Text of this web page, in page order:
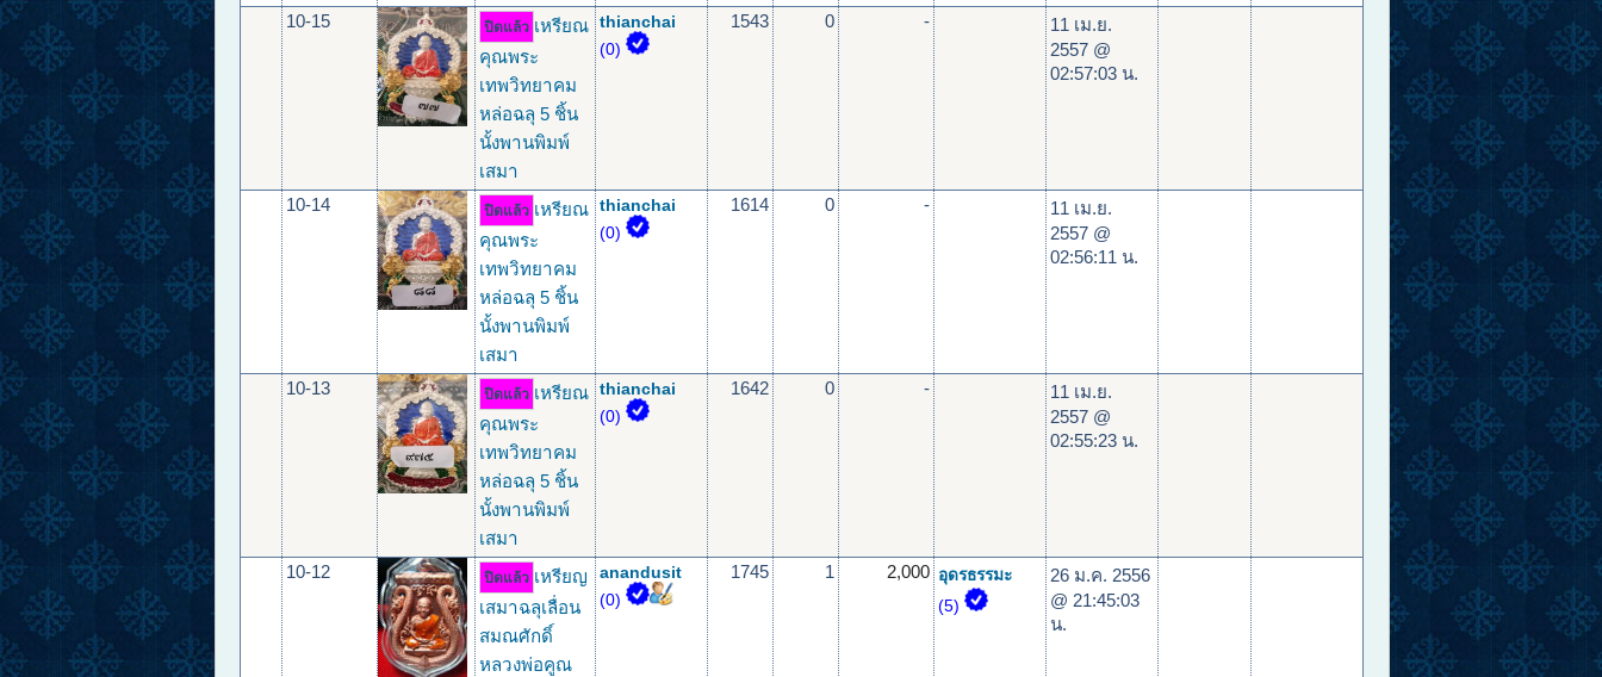
10-15 ปิดแล้ว เหรียณ
คุณพระ
เทพวิทยาคม
หล่อฉลุ 5 ชิ้น
นั้งพานพิมพ์
เสมา
thianchai
(0)
1543 0 -
11 เม.ย.
2557 @
02:57:03 น.
10-14 ปิดแล้ว เหรียณ
คุณพระ
เทพวิทยาคม
หล่อฉลุ 5 ชิ้น
นั้งพานพิมพ์
เสมา
thianchai
(0)
1614 0 -
11 เม.ย.
2557 @
02:56:11 น.
10-13 ปิดแล้ว เหรียณ
คุณพระ
เทพวิทยาคม
หล่อฉลุ 5 ชิ้น
นั้งพานพิมพ์
เสมา
thianchai
(0)
1642 0 -
11 เม.ย.
2557 @
02:55:23 น.
10-12 ปิดแล้ว เหรียญ
เสมาฉลุเลื่อน
สมณศักดิ์
หลวงพ่อคูณ
anandusit
(0)
1745 1 2,000 อุดรธรรมะ
(5)
26 ม.ค. 2556
@ 21:45:03
น.